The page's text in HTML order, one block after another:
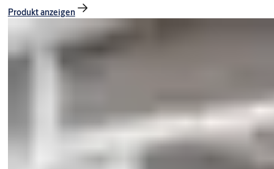
Produkt anzeigen